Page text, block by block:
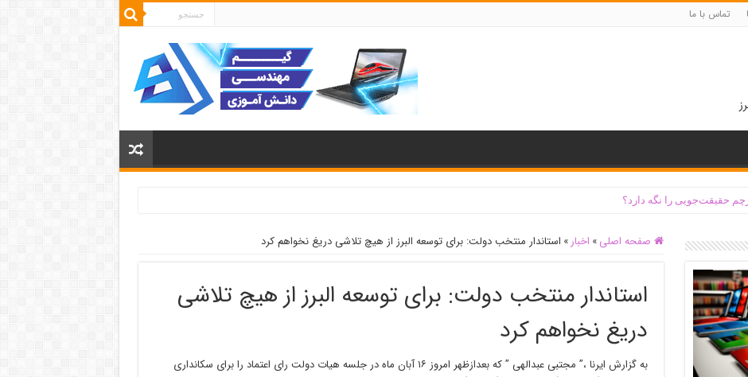
تماس با ما
حقیقت‌جویی را نگه دارد؟
صفحه اصلی » اخبار » استاندار منتخب دولت: برای توسعه البرز از هیچ تلاشی دریغ نخواهم کرد
استاندار منتخب دولت: برای توسعه البرز از هیچ تلاشی
دریغ نخواهم کرد
به گزارش ایرنا ،” مجتبی عبدالهی ” که بعدازظهر امروز ۱۶ آبان ماه در جلسه هیات دولت رای اعتماد را برای سکانداری